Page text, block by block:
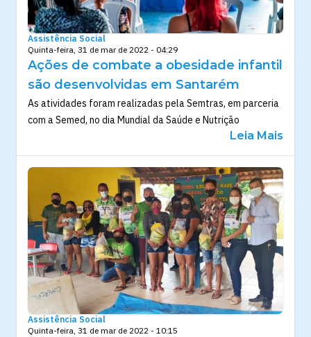
Assistência Social
Quinta-feira, 31 de mar de 2022 - 04:29
Ações de combate a obesidade infantil
são desenvolvidas em Santarém
As atividades foram realizadas pela Semtras, em parceria
com a Semed, no dia Mundial da Saúde e Nutrição
Leia Mais
Assistência Social
Quinta-feira, 31 de mar de 2022 - 10:15